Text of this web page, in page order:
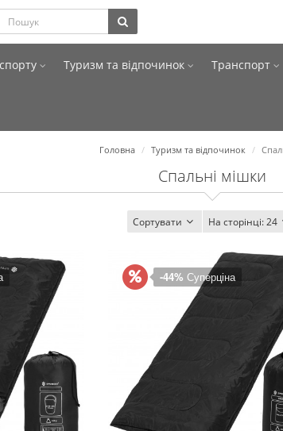
Туризм та відпочинок Транспорт
Головна Туризм та відпочинок
Спальні мішки
Сортувати На сторінці:24
-44% Суперціна